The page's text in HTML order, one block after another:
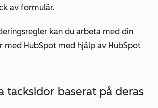
av formulär.
kan du arbeta med din
HubSpot med hjälp av HubSpot
tacksidor baserat på deras